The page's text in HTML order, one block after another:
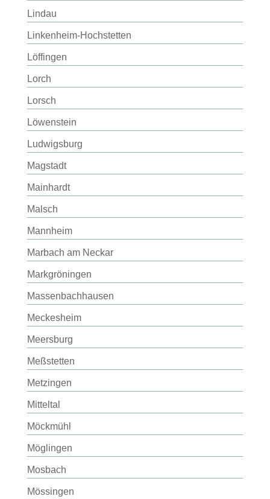
Lindau
Linkenheim-Hochstetten
Löffingen
Lorch
Lorsch
Löwenstein
Ludwigsburg
Magstadt
Mainhardt
Malsch
Mannheim
Marbach am Neckar
Markgröningen
Massenbachhausen
Meckesheim
Meersburg
Meßstetten
Metzingen
Mitteltal
Möckmühl
Möglingen
Mosbach
Mössingen